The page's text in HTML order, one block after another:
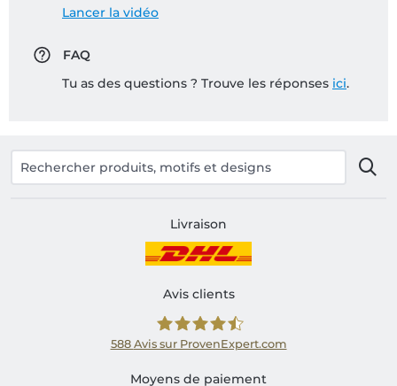
Lancer la vidéo
FAQ
Tu as des questions ? Trouve les réponses ici.
Livraison
Avis clients
Shirtinator FR
588 Avis sur ProvenExpert.com
Moyens de paiement